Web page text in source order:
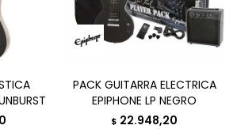
PACK GUITARRA ELECTRICA
EPIPHONE LP NEGRO
$ 22.948,20